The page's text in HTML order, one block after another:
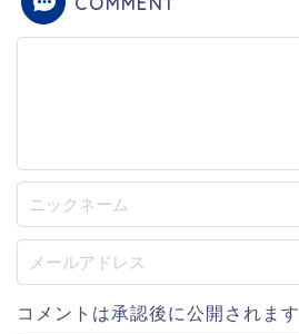
コメントは承認後に公開されます